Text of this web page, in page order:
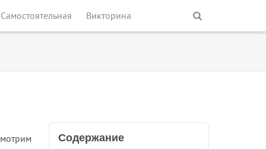
Самостоятельная Викторина
Содержание